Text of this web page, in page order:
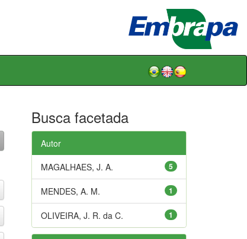
Busca facetada
Autor
5
MAGALHAES, J. A.
1
MENDES, A. M.
1
OLIVEIRA, J. R. da C.